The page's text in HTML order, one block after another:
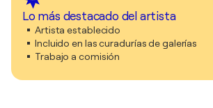
Lo más destacado del artista
Artista establecido
Incluido en las curadurías de galerías
Trabajo a comisión